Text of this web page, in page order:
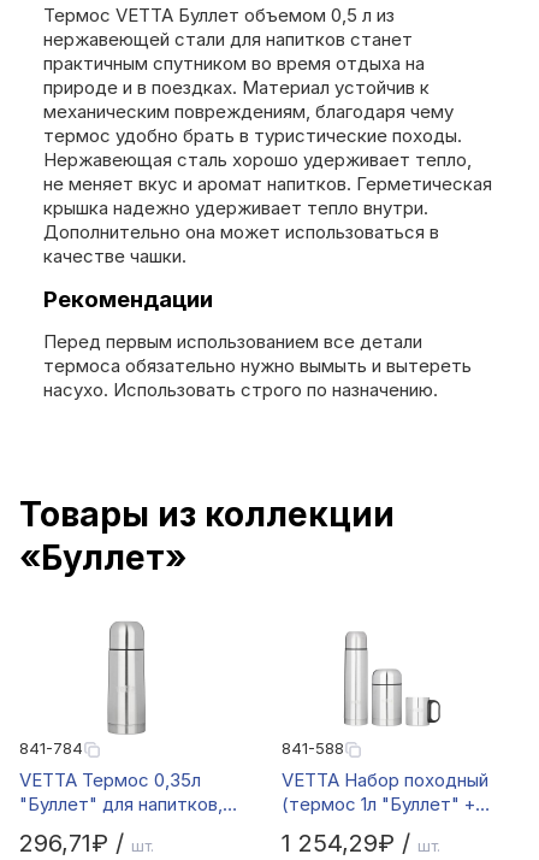
Термос VETTA Буллет объемом 0,5 л из
нержавеющей стали для напитков станет
практичным спутником во время отдыха на
природе и в поездках. Материал устойчив к
механическим повреждениям, благодаря чему
термос удобно брать в туристические походы.
Нержавеющая сталь хорошо удерживает тепло,
не меняет вкус и аромат напитков. Герметическая
крышка надежно удерживает тепло внутри.
Дополнительно она может использоваться в
качестве чашки.
Рекомендации
Перед первым использованием все детали
термоса обязательно нужно вымыть и вытереть
насухо. Использовать строго по назначению.
Товары из коллекции
«Буллет»
841-784
VETTA Термос 0,35л
"Буллет" для напитков,
серебристый,
нержавеющая сталь
296,71₽ / шт.
841-588
VETTA Набор походный
(термос 1л "Буллет" +
термос суповой 750мл +
кружка 300мл) в сумке
1 254,29₽ / шт.